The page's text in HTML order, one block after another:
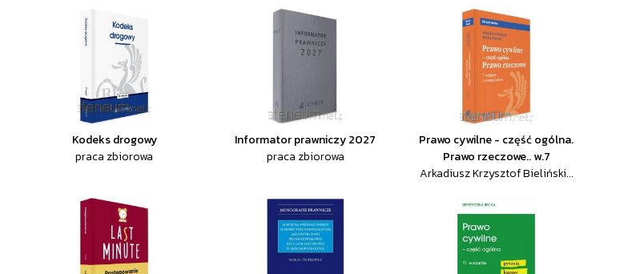
Kodeks drogowy
praca zbiorowa
Informator prawniczy 2027
praca zbiorowa
Prawo cywilne - część ogólna.
Prawo rzeczowe.. w.7
Arkadiusz Krzysztof Bieliński...